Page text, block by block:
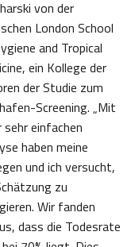
von der
London School
and Tropical
ein Kollege der
der Studie zum
Screening. „Mit
sehr einfachen
haben meine
und ich versucht,
zu
Wir fanden
dass die Todesrate